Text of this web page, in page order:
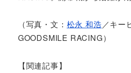
（写真・文： 松永 和浩／キー
GOODSMILE RACING）
【関連記事】